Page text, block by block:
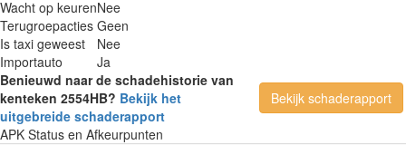
Wacht op keurenNee
Terugroepacties Geen
Is taxi geweest
Nee
Importauto
Ja
Benieuwd naar de schadehistorie van
kenteken 2554HB? Bekijk het
uitgebreide schaderapport
Bekijk schaderapport
APK Status en Afkeurpunten